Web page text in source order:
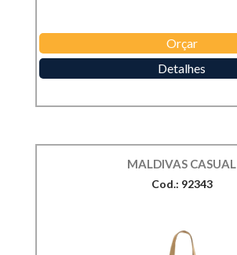
Orçar
Detalhes
MALDIVAS CASUAL
Cod.: 92343